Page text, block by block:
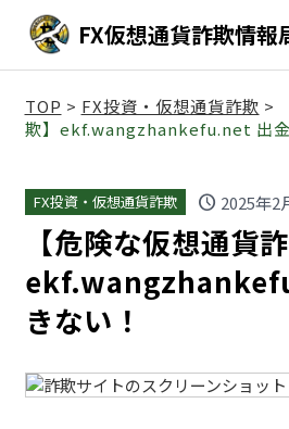
FX仮想通貨詐欺情報
TOP > FX投資・仮想通貨詐欺 >
欺】ekf.wangzhankefu.net 出金
FX投資・仮想通貨詐欺 schedule 2025年2
【危険な仮想通貨詐
きない！